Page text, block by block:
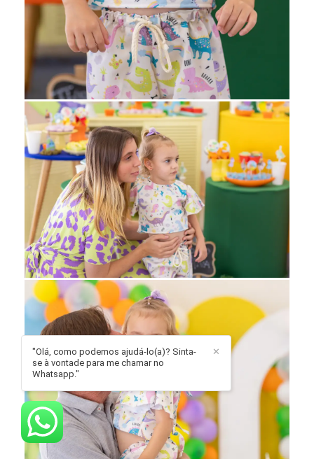
✕
"Olá, como podemos ajudá-lo(a)? Sinta-
se à vontade para me chamar no
Whatsapp."